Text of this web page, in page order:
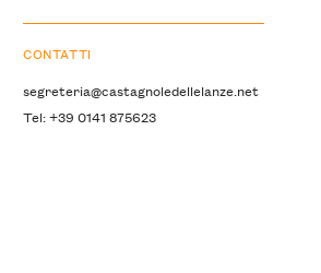
CONTATTI
segreteria@castagnoledellelanze.net
Tel: +39 0141 875623